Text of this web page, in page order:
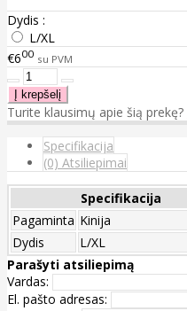
Dydis :
L/XL
€600 su PVM
Turite klausimų apie šią prekę?
Specifikacija
(0) Atsiliepimai
Specifikacija
Pagaminta Kinija
Dydis
L/XL
Parašyti atsiliepimą
Vardas:
El. pašto adresas: